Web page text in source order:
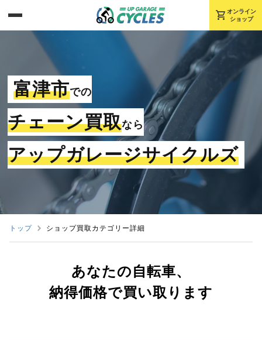
shopping_cart オンライン
ショップ
富津市での
チェーン買取なら
アップガレージサイクルズ
トップ ショップ買取カテゴリー詳細
あなたの自転車、
納得価格で買い取ります